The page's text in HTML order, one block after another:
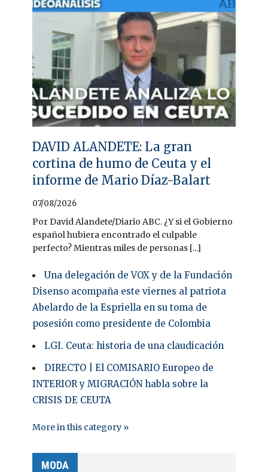
DAVID ALANDETE: La gran
cortina de humo de Ceuta y el
informe de Mario Díaz-Balart
07/08/2026
Por David Alandete/Diario ABC. ¿Y si el Gobierno
español hubiera encontrado el culpable
perfecto? Mientras miles de personas [...]
Una delegación de VOX y de la Fundación
Disenso acompaña este viernes al patriota
Abelardo de la Espriella en su toma de
posesión como presidente de Colombia
LGI. Ceuta: historia de una claudicación
DIRECTO | El COMISARIO Europeo de
INTERIOR y MIGRACIÓN habla sobre la
CRISIS DE CEUTA
More in this category »
MODA